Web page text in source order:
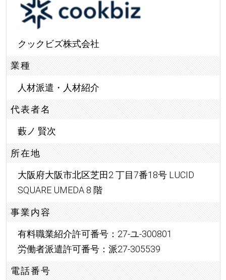
クックビズ株式会社
業種
人材派遣・人材紹介
代表者名
藪ノ 賢次
所在地
大阪府大阪市北区芝田2 丁目7番18号 LUCID
SQUARE UMEDA 8 階
事業内容
有料職業紹介許可番号：27-ユ-300801
労働者派遣許可番号：派27-305539
電話番号